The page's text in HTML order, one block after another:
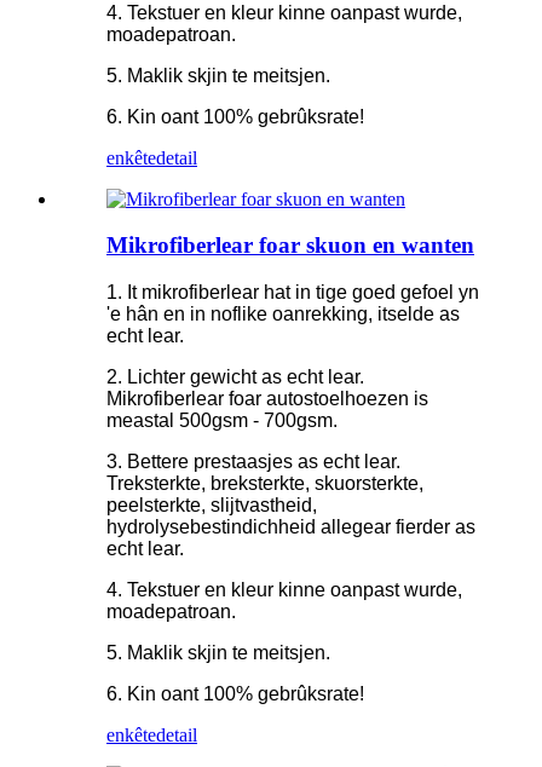
4. Tekstuer en kleur kinne oanpast wurde,
moadepatroan.
5. Maklik skjin te meitsjen.
6. Kin oant 100% gebrûksrate!
enkêtedetail
Mikrofiberlear foar skuon en wanten
1. It mikrofiberlear hat in tige goed gefoel yn
'e hân en in noflike oanrekking, itselde as
echt lear.
2. Lichter gewicht as echt lear.
Mikrofiberlear foar autostoelhoezen is
meastal 500gsm - 700gsm.
3. Bettere prestaasjes as echt lear.
Treksterkte, breksterkte, skuorsterkte,
peelsterkte, slijtvastheid,
hydrolysebestindichheid allegear fierder as
echt lear.
4. Tekstuer en kleur kinne oanpast wurde,
moadepatroan.
5. Maklik skjin te meitsjen.
6. Kin oant 100% gebrûksrate!
enkêtedetail